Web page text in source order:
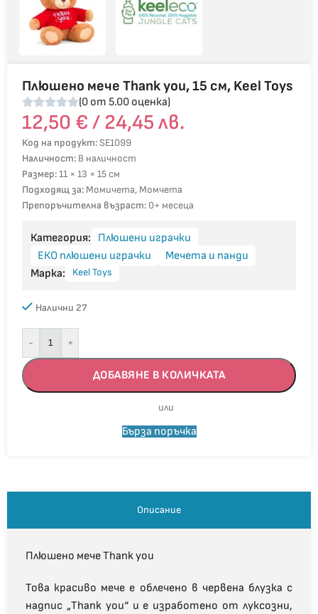
Плюшено мече Thank you, 15 см, Keel Toys
(0 от 5.00 оценка)
12,50 € / 24,45 лв.
Код на продукт: SE1099
Наличност: В наличност
Размер:11 × 13 × 15 см
Подходящ за: Момичета, Момчета
Препоръчителна възраст: 0+ месеца
Категория:
Плюшени играчки
ЕКО плюшени играчки
Мечета и панди
Марка:
Keel Toys
Налични 27
- +
ДОБАВЯНЕ В КОЛИЧКАТА
Бърза поръчка
Описание
Плюшено мече Thank you
Това красиво мече е облечено в червена блузка с
надпис „Thank you“ и е изработено от луксозни,